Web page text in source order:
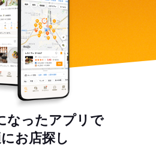
なったアプリで
お店探し